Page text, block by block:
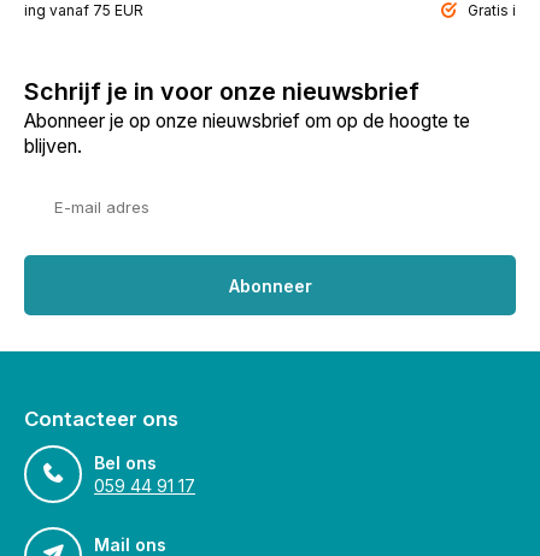
vanaf 75 EUR Gratis
Schrijf je in voor onze nieuwsbrief
Abonneer je op onze nieuwsbrief om op de hoogte te
blijven.
Abonneer
Contacteer ons
Bel ons
059 44 91 17
Mail ons